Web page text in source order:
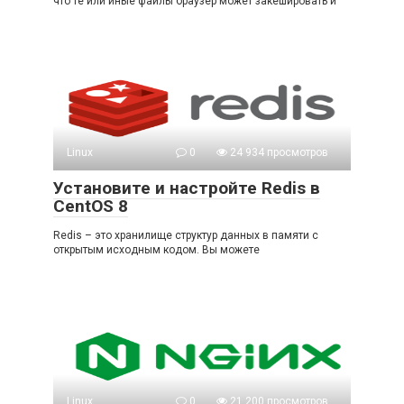
Linux 0 24 934 просмотров
Установите и настройте Redis в
CentOS 8
Redis – это хранилище структур данных в памяти с
открытым исходным кодом. Вы можете
Linux 0 21 200 просмотров